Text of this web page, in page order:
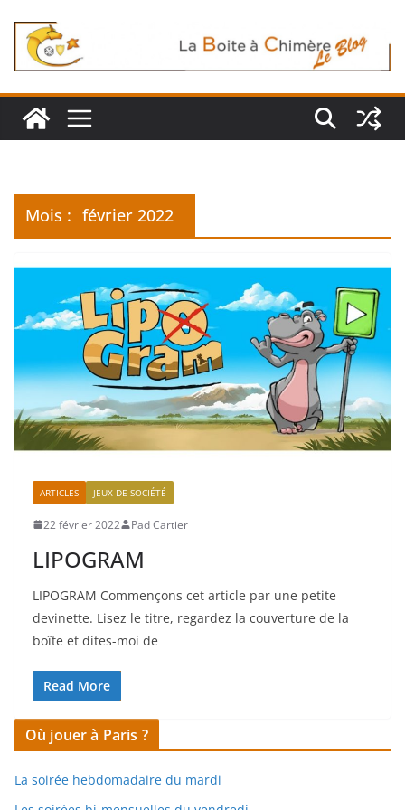
contenu
Mois : février 2022
ARTICLES JEUX DE SOCIÉTÉ
22 février 2022 Pad Cartier
LIPOGRAM
LIPOGRAM Commençons cet article par une petite
devinette. Lisez le titre, regardez la couverture de la
boîte et dites-moi de
Read More
Où jouer à Paris ?
La soirée hebdomadaire du mardi